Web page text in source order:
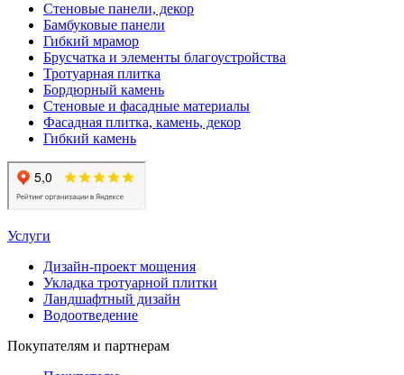
Стеновые панели, декор
Бамбуковые панели
Гибкий мрамор
Брусчатка и элементы благоустройства
Тротуарная плитка
Бордюрный камень
Стеновые и фасадные материалы
Фасадная плитка, камень, декор
Гибкий камень
Услуги
Дизайн-проект мощения
Укладка тротуарной плитки
Ландшафтный дизайн
Водоотведение
Покупателям и партнерам